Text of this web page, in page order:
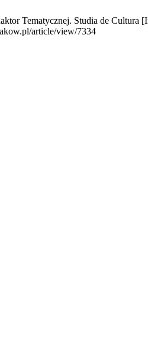
Tematycznej. Studia de Cultura
article/view/7334